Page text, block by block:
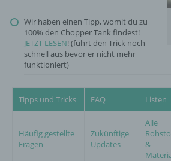
Wir haben einen Tipp, womit du zu
100% den Chopper Tank findest!
JETZT LESEN! (führt den Trick noch
schnell aus bevor er nicht mehr
funktioniert)
Tipps und Tricks FAQ Listen
Häufig gestellte
Fragen
Zukünftige
Updates
Alle
&